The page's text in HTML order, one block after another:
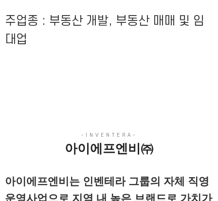
주업종 : 부동산 개발, 부동산 매매 및 임
대업
아이에프엔비㈜
아이에프엔비는 인벤테라 그룹의 자체 직영
운영사업으로 지역 내 높은 브랜드로 가치가